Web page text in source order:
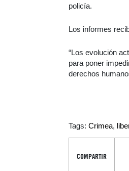
policía.
Los informes
“Los evolución
para poner
derechos
Tags: Crimea,
COMPARTIR